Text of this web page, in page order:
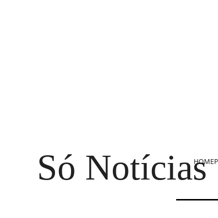
Só Notícias
HOME